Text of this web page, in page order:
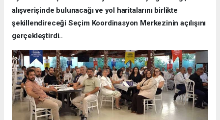
alışverişinde bulunacağı ve yol haritalarını birlikte
şekillendireceği Seçim Koordinasyon Merkezinin açılışını
gerçekleştirdi..